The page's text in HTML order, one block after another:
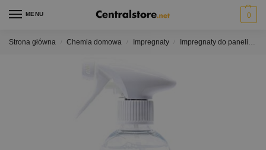
MENU 0
Strona główna Chemia domowa Impregnaty Impregnaty do paneli słonecznych